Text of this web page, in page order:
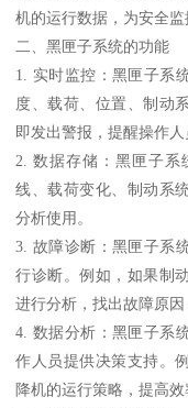
机的运行数据，为安全监
二、黑匣子系统的功能
1. 实时监控：黑匣子系
度、载荷、位置、制动
即发出警报，提醒操作人
2. 数据存储：黑匣子系
线、载荷变化、制动系
分析使用。
3. 故障诊断：黑匣子系
行诊断。例如，如果制
进行分析，找出故障原因
4. 数据分析：黑匣子系
作人员提供决策支持。
降机的运行策略，提高效